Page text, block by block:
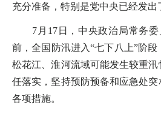
充分准备，特别是党中央已经发出
7月17日，中央政治局常务委
前，全国防汛进入“七下八上”阶
松花江、淮河流域可能发生较重
任落实，坚持预防预备和应急处
各项措施。